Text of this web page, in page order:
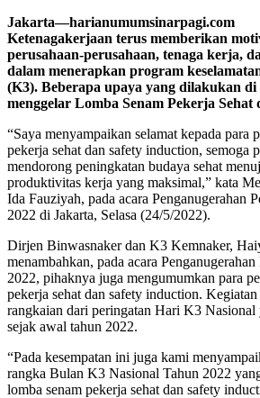
Ketenagakerjaan terus memberikan
perusahaan-perusahaan, tenaga kerja,
dalam menerapkan program
(K3). Beberapa upaya yang dilakukan
menggelar Lomba Senam Pekerja
“Saya menyampaikan selamat kepada para
pekerja sehat dan safety induction, semoga
mendorong peningkatan budaya sehat
produktivitas kerja yang maksimal,” kata
Ida Fauziyah, pada acara Penganugerahan
2022 di Jakarta, Selasa (24/5/2022).
Dirjen Binwasnaker dan K3 Kemnaker,
menambahkan, pada acara
2022, pihaknya juga mengumumkan para
pekerja sehat dan safety induction.
rangkaian dari peringatan Hari K3 Nasional
sejak awal tahun 2022.
“Pada kesempatan ini juga kami
rangka Bulan K3 Nasional Tahun 2022
lomba senam pekerja sehat dan safety